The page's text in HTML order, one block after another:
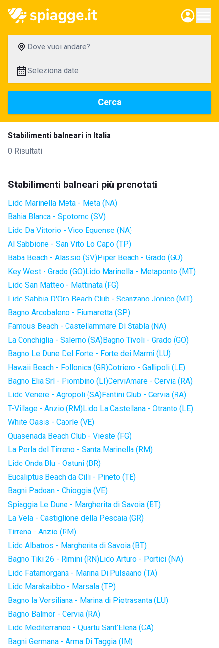
Dove vuoi andare?
Seleziona date
Cerca
Stabilimenti balneari in Italia
0 Risultati
Stabilimenti balneari più prenotati
Lido Marinella Meta - Meta (NA)
Bahia Blanca - Spotorno (SV)
Lido Da Vittorio - Vico Equense (NA)
Al Sabbione - San Vito Lo Capo (TP)
Baba Beach - Alassio (SV)Piper Beach - Grado (GO)
Key West - Grado (GO)Lido Marinella - Metaponto (MT)
Lido San Matteo - Mattinata (FG)
Lido Sabbia D'Oro Beach Club - Scanzano Jonico (MT)
Bagno Arcobaleno - Fiumaretta (SP)
Famous Beach - Castellammare Di Stabia (NA)
La Conchiglia - Salerno (SA)Bagno Tivoli - Grado (GO)
Bagno Le Dune Del Forte - Forte dei Marmi (LU)
Hawaii Beach - Follonica (GR)Cotriero - Gallipoli (LE)
Bagno Elia Srl - Piombino (LI)CerviAmare - Cervia (RA)
Lido Venere - Agropoli (SA)Fantini Club - Cervia (RA)
T-Village - Anzio (RM)Lido La Castellana - Otranto (LE)
White Oasis - Caorle (VE)
Quasenada Beach Club - Vieste (FG)
La Perla del Tirreno - Santa Marinella (RM)
Lido Onda Blu - Ostuni (BR)
Eucaliptus Beach da Cilli - Pineto (TE)
Bagni Padoan - Chioggia (VE)
Spiaggia Le Dune - Margherita di Savoia (BT)
La Vela - Castiglione della Pescaia (GR)
Tirrena - Anzio (RM)
Lido Albatros - Margherita di Savoia (BT)
Bagno Tiki 26 - Rimini (RN)Lido Arturo - Portici (NA)
Lido Fatamorgana - Marina Di Pulsaano (TA)
Lido Marakaibbo - Marsala (TP)
Bagno la Versiliana - Marina di Pietrasanta (LU)
Bagno Balmor - Cervia (RA)
Lido Mediterraneo - Quartu Sant'Elena (CA)
Bagni Germana - Arma Di Taggia (IM)